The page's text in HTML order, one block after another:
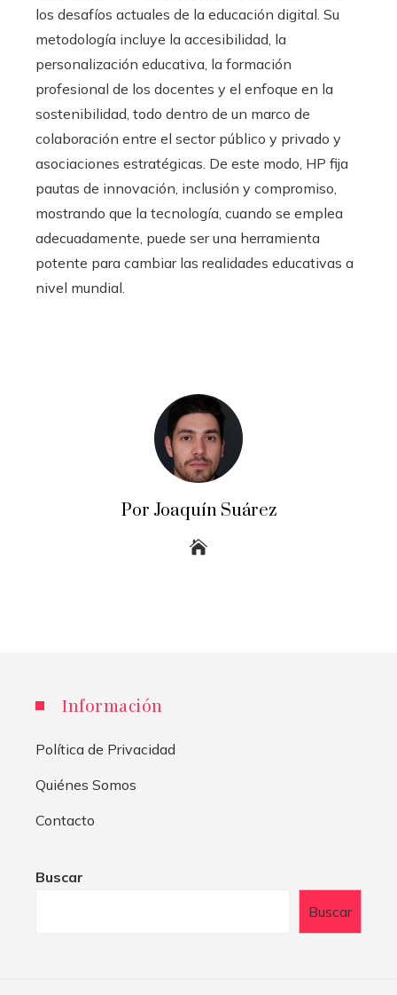
los desafíos actuales de la educación digital. Su
metodología incluye la accesibilidad, la
personalización educativa, la formación
profesional de los docentes y el enfoque en la
sostenibilidad, todo dentro de un marco de
colaboración entre el sector público y privado y
asociaciones estratégicas. De este modo, HP fija
pautas de innovación, inclusión y compromiso,
mostrando que la tecnología, cuando se emplea
adecuadamente, puede ser una herramienta
potente para cambiar las realidades educativas a
nivel mundial.
Por Joaquín Suárez
Información
Política de Privacidad
Quiénes Somos
Contacto
Buscar
Buscar